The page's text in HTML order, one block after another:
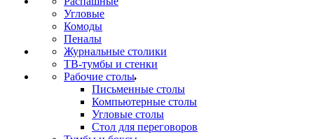
Угловые
Комоды
Пеналы
Журнальные столики
ТВ‑тумбы и стенки
Рабочие столы
Письменные столы
Компьютерные столы
Угловые столы
Стол для переговоров